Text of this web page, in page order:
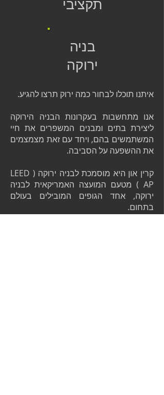
תקציבי
בניה
ירוקה
​איתנו תוכלו לבחור כמה ירוק תרצו להגיע.
אנו מתחשבות בעקרונות הבניה הירוקה
ליצירת בתים ומבנים המשפרים את חיי
המשתמשים בהם, ויחד עם זאת מצמצמים
את ההשפעה על הסביבה.
קרין און היא מוסמכת לבניה ירוקה ( LEED
AP ) מטעם המועצה האמריקאית לבניה
ירוקה, אחד הגופים המובילים בעולם
בתחום.